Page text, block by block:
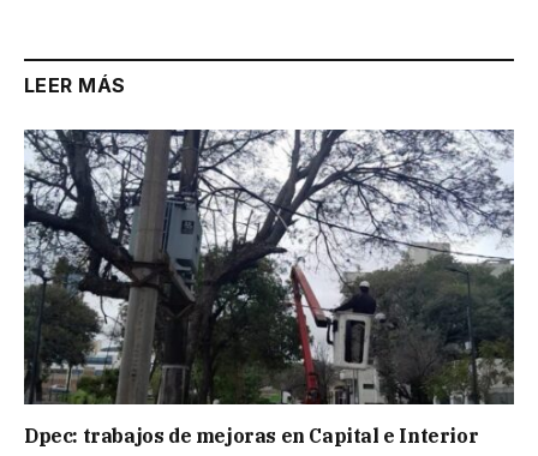
LEER MÁS
Dpec: trabajos de mejoras en Capital e Interior